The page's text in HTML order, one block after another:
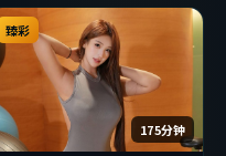
抉择，节奏张弛有度，适合喜欢
该类型的观众完整观看。
175分钟
臻彩